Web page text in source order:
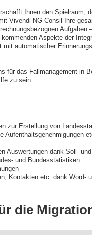
Ihnen den Spielraum,
Vivendi NG Consil Ihre
Aspekte der
mit automatischer
für das Fallmanagement in
zu sein.
zur Erstellung von
Aufenthaltsgenehmigungen
Auswertungen dank Soll-
und Bundesstatistiken
Kontakten etc. dank Word-
die